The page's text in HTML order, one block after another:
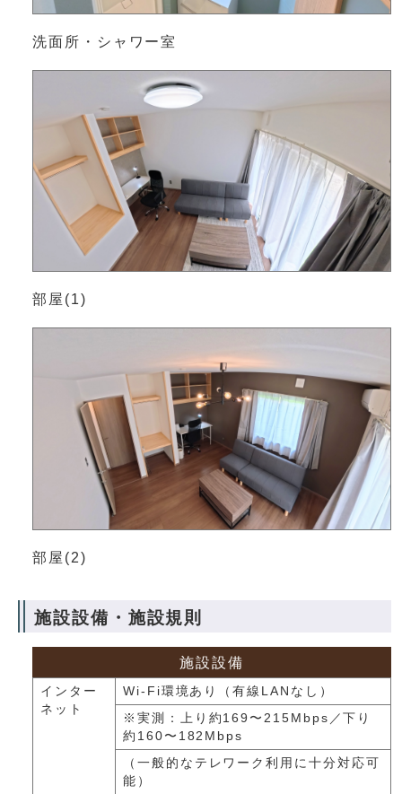
洗面所・シャワー室
部屋(1)
部屋(2)
施設設備・施設規則
施設設備
インター
ネット
Wi-Fi環境あり（有線LANなし）
※実測：上り約169〜215Mbps／下り
約160〜182Mbps
（一般的なテレワーク利用に十分対応可
能）